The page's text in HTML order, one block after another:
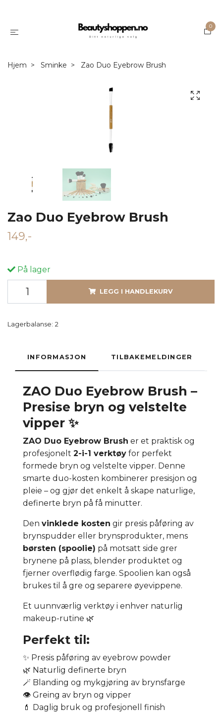
0
Hjem Sminke Zao Duo Eyebrow Brush
Zao Duo Eyebrow Brush
149,-
På lager
LEGG I HANDLEKURV
Lagerbalanse: 2
INFORMASJON TILBAKEMELDINGER
ZAO Duo Eyebrow Brush –
Presise bryn og velstelte
vipper ✨
ZAO Duo Eyebrow Brush er et praktisk og
profesjonelt 2-i-1 verktøy for perfekt
formede bryn og velstelte vipper. Denne
smarte duo-kosten kombinerer presisjon og
pleie – og gjør det enkelt å skape naturlige,
definerte bryn på få minutter.
Den vinklede kosten gir presis påføring av
brynspudder eller brynsprodukter, mens
børsten (spoolie) på motsatt side grer
brynene på plass, blender produktet og
fjerner overflødig farge. Spoolien kan også
brukes til å gre og separere øyevippene.
Et uunnværlig verktøy i enhver naturlig
makeup-rutine 🌿
Perfekt til:
✨ Presis påføring av eyebrow powder
🌿 Naturlig definerte bryn
🪄 Blanding og mykgjøring av brynsfarge
👁️ Greing av bryn og vipper
💄 Daglig bruk og profesjonell finish